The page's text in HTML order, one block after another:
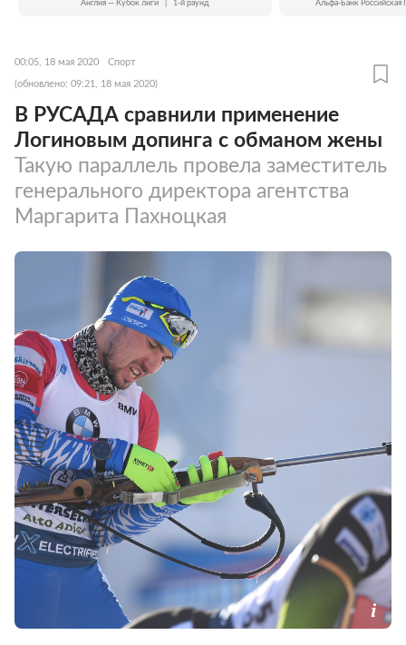
Англия — Кубок лиги 1-й раунд Альфа-Банк Российская
00:05, 18 мая 2020 Спорт
(обновлено: 09:21, 18 мая 2020)
В РУСАДА сравнили применение
Логиновым допинга с обманом жены
Такую параллель провела заместитель
генерального директора агентства
Маргарита Пахноцкая